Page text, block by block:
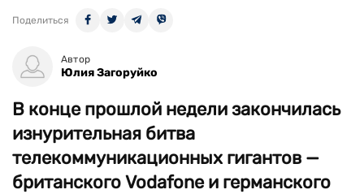
Поделиться
Автор
Юлия Загоруйко
В конце прошлой недели закончилась
изнурительная битва
телекоммуникационных гигантов —
британского Vodafone и германского